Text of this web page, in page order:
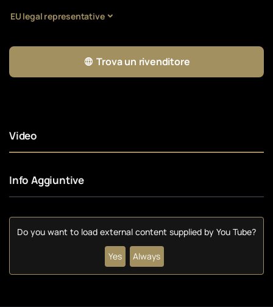
EU legal representative
Trova un rivenditore
Video
Info Aggiuntive
Do you want to load external content supplied by You Tube?
Yes Always